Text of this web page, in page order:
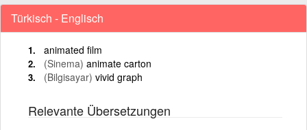
Türkisch - Englisch
animated film
(Sinema) animate carton
(Bilgisayar) vivid graph
Relevante Übersetzungen